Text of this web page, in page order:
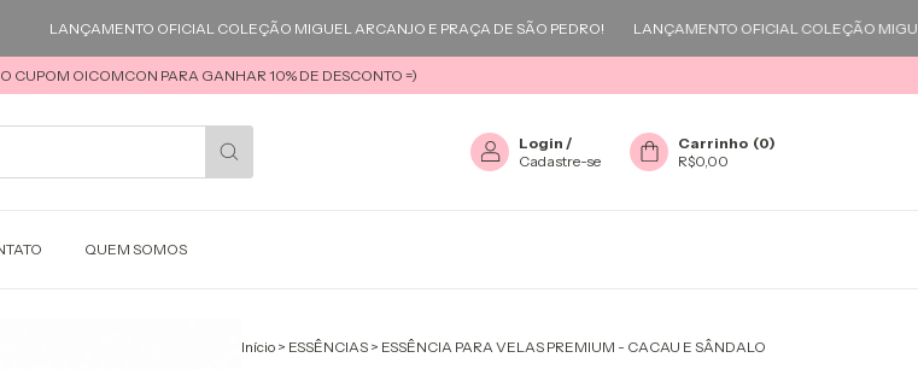
LANÇAMENTO OFICIAL COLEÇÃO MIGUEL ARCANJO E PRAÇA DE SÃO PEDRO! LANÇAMENTO OFICIAL COLEÇÃO MIGUEL
CUPOM OICOMCON PARA GANHAR 10% DE DESCONTO =)
Login /
Cadastre-se
Carrinho (0)
R$0,00
QUEM SOMOS
Início > ESSÊNCIAS > ESSÊNCIA PARA VELAS PREMIUM - CACAU E SÂNDALO